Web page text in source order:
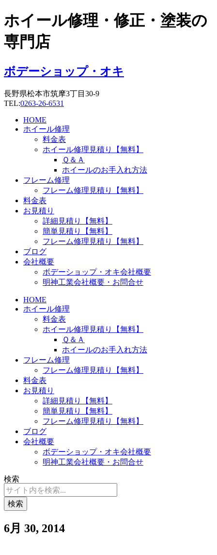
コ
ン
テ
ン
に
ス
ッ
プ
ホイール修理・修正・塗装の
専門店
ボデーショップ・オキ
長野県松本市筑摩3丁目30-9
TEL:0263-26-6531
HOME
ホイール修理
料金表
ホイール修理見積り【無料】
Ｑ＆Ａ
ホイールのお手入れ方法
フレーム修理
フレーム修理見積り【無料】
料金表
お見積り
詳細見積り【無料】
簡単見積り【無料】
フレーム修理見積り【無料】
ブログ
会社概要
ボデーショップ・オキ会社概要
明神工業会社概要・お問合せ
HOME
ホイール修理
料金表
ホイール修理見積り【無料】
Ｑ＆Ａ
ホイールのお手入れ方法
フレーム修理
フレーム修理見積り【無料】
料金表
お見積り
詳細見積り【無料】
簡単見積り【無料】
フレーム修理見積り【無料】
ブログ
会社概要
ボデーショップ・オキ会社概要
明神工業会社概要・お問合せ
検索
検索
6月 30, 2014